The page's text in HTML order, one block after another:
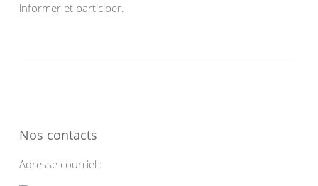
informer et participer.
Nos contacts
Adresse courriel :